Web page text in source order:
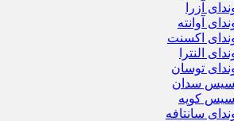
آزرا
آوانته
اکسنت
النترا
توسان
سدان
کوپه
سانتافه